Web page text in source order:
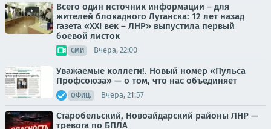
Всего один источник информации – для
жителей блокадного Луганска: 12 лет назад
газета «XXI век – ЛНР» выпустила первый
боевой листок
СМИ Вчера, 22:00
Уважаемые коллеги!. Новый номер «Пульса
Профсоюза» — о том, что нас объединяет
ОФИЦ. Вчера, 21:57
Старобельский, Новоайдарский районы ЛНР —
тревога по БПЛА